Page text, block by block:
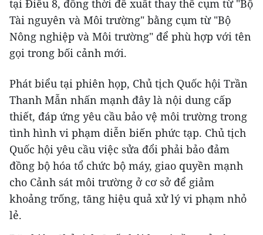
tại Điều 8, đồng thời đề xuất thay thế cụm từ "Bộ
Tài nguyên và Môi trường" bằng cụm từ "Bộ
Nông nghiệp và Môi trường" để phù hợp với tên
gọi trong bối cảnh mới.
Phát biểu tại phiên họp, Chủ tịch Quốc hội Trần
Thanh Mẫn nhấn mạnh đây là nội dung cấp
thiết, đáp ứng yêu cầu bảo vệ môi trường trong
tình hình vi phạm diễn biến phức tạp. Chủ tịch
Quốc hội yêu cầu việc sửa đổi phải bảo đảm
đồng bộ hóa tổ chức bộ máy, giao quyền mạnh
cho Cảnh sát môi trường ở cơ sở để giảm
khoảng trống, tăng hiệu quả xử lý vi phạm nhỏ
lẻ.